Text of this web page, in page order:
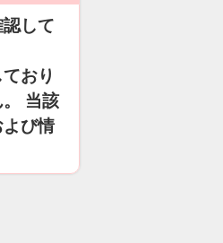
して
おり
当該
び情